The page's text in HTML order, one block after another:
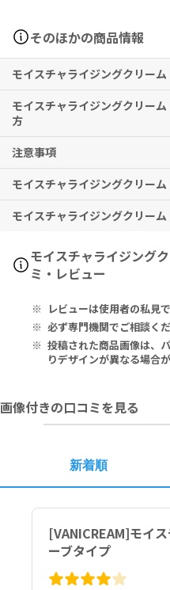
そのほかの商品情報
モイスチャライジングクリー
保湿スキンケアクリームです。
ます。
※有用性には個人差があります
モイスチャライジングクリー
方
状況に応じて適量を塗布してく
ただけます。
注意事項
本剤は外用としてのみお使いく
本剤や、本剤含有成分にアレル
い。
モイスチャライジングクリー
赤みやかぶれが生じた際は、直
モイスチャライジングクリー
Water, Petrolatum,
ycol, Ceteareth-20,
Stearate, Sorbic Acid, BHT
水、ワセリン、ソルビトール、
レス－２０、シメチコン、ステ
ＥＧ－３０、ソルビン酸、ＢＨ
モイスチャライジング
ミ・レビュー
レビューは使用者の私見で
必ず専門機関でご相談くだ
投稿された商品画像は、
りデザインが異なる場合が
画像付きの口コミを見る
新着順
[VANICREAM]モイ
ーブタイプ